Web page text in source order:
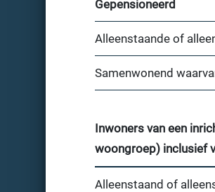
Gepensioneerd
Alleenstaande of
Samenwonend
Inwoners van een
woongroep) inclusief
Alleenstaand of